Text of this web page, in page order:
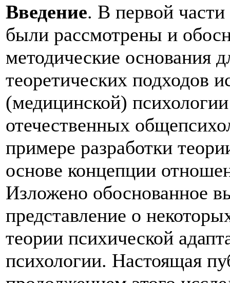
Введение. В первой
были рассмотрены и
методические основания
теоретических подходов
(медицинской)
отечественных
примере разработки
основе концепции
Изложено обоснованное
представление о
теории психической
психологии. Настоящая